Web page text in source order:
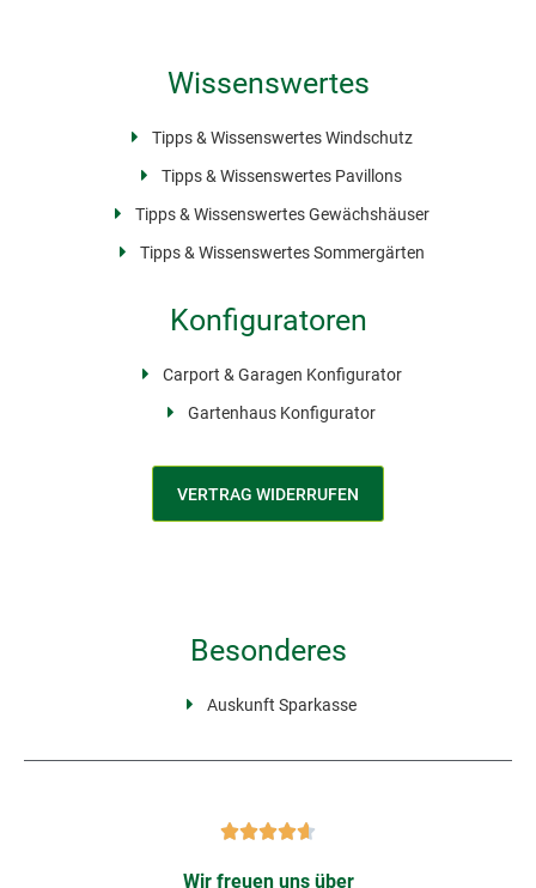
Wissenswertes
Tipps & Wissenswertes Windschutz
Tipps & Wissenswertes Pavillons
Tipps & Wissenswertes Gewächshäuser
Tipps & Wissenswertes Sommergärten
Konfiguratoren
Carport & Garagen Konfigurator
Gartenhaus Konfigurator
VERTRAG WIDERRUFEN
Besonderes
Auskunft Sparkasse
Wir freuen uns über